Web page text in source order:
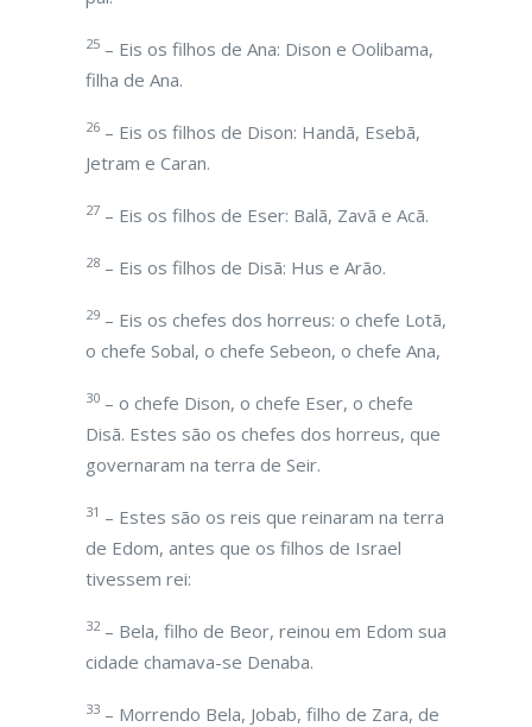
25 – Eis os filhos de Ana: Dison e Oolibama,
filha de Ana.
26 – Eis os filhos de Dison: Handã, Esebã,
Jetram e Caran.
27 – Eis os filhos de Eser: Balã, Zavã e Acã.
28 – Eis os filhos de Disã: Hus e Arão.
29 – Eis os chefes dos horreus: o chefe Lotã,
o chefe Sobal, o chefe Sebeon, o chefe Ana,
30 – o chefe Dison, o chefe Eser, o chefe
Disã. Estes são os chefes dos horreus, que
governaram na terra de Seir.
31 – Estes são os reis que reinaram na terra
de Edom, antes que os filhos de Israel
tivessem rei:
32– Bela, filho de Beor, reinou em Edom sua
cidade chamava-se Denaba.
33 – Morrendo Bela, Jobab, filho de Zara, de